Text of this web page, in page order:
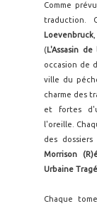
Comme
traduction.
Loevenbruck
(L'Assasin
occasion de
ville du
charme des
et fortes
l'oreille.
des
Morrison
Urbaine
Chaque